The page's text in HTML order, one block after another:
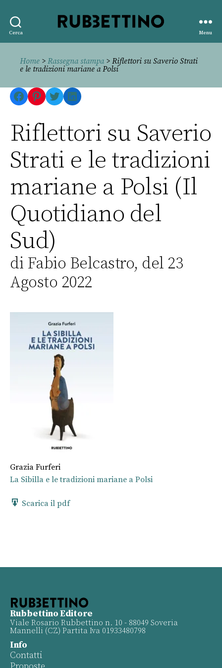
Cerca
editore
Menu
Home > Rassegna stampa> Riflettori su Saverio Strati
e le tradizioni mariane a Polsi
Facebook
Pinterest
TwitterLinkedIn
Riflettori su Saverio
Strati e le tradizioni
mariane a Polsi (Il
Quotidiano del
Sud)
di Fabio Belcastro, del 23
Agosto 2022
Grazia Furferi
La Sibilla e le tradizioni mariane a Polsi
Scarica il pdf
Rubbettino Editore
Viale Rosario Rubbettino n. 10 - 88049 Soveria
Mannelli (CZ) Partita Iva 01933480798
Info
Contatti